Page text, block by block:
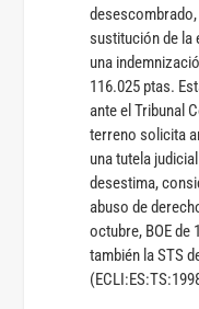
sustitución de la
una
116.025 ptas.
ante el Tribunal
terreno solicita
una tutela
desestima,
abuso de
octubre, BOE
también la STS